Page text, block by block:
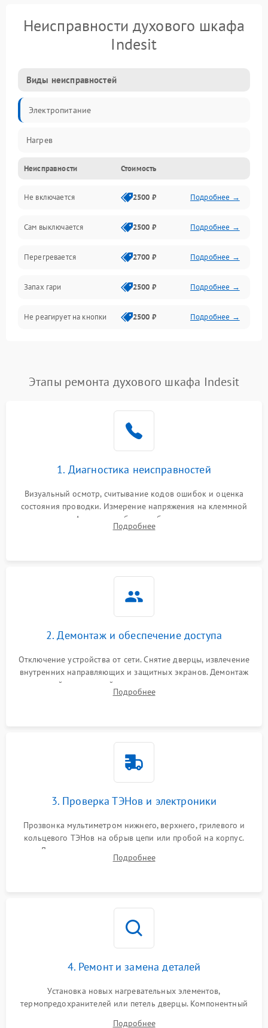
Неисправности духового шкафа
Indesit
Виды неисправностей
Электропитание
Нагрев
Неисправности Стоимость
Не включается 2500 ₽ Подробнее →
Сам выключается 2500 ₽ Подробнее →
Перегревается 2700 ₽ Подробнее →
Запах гари 2500 ₽ Подробнее →
Не реагирует на кнопки 2500 ₽ Подробнее →
Этапы ремонта духового шкафа Indesit
1. Диагностика неисправностей
Визуальный осмотр, считывание кодов ошибок и оценка
состояния проводки. Измерение напряжения на клеммной
колодке. Анализ жалоб на проблемы с нагревом,
конвекцией, панелью управления или блокировкой дверцы.
Подробнее
2. Демонтаж и обеспечение доступа
Отключение устройства от сети. Снятие дверцы, извлечение
внутренних направляющих и защитных экранов. Демонтаж
задней или верхней панели для прямого доступа к
нагревательным элементам, плате и вентиляторам.
Подробнее
3. Проверка ТЭНов и электроники
Прозвонка мультиметром нижнего, верхнего, грилевого и
кольцевого ТЭНов на обрыв цепи или пробой на корпус.
Диагностика термостата, датчиков температуры,
переключателя режимов и мотора конвекции.
Подробнее
4. Ремонт и замена деталей
Установка новых нагревательных элементов,
термопредохранителей или петель дверцы. Компонентный
Подробнее